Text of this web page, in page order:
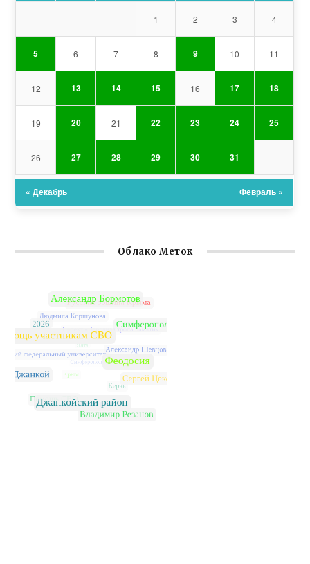
1 2 3 4
5 6 7 8 9 10 11
12 13 14 15 16 17 18
19 20 21 22 23 24 25
26 27 28 29 30 31
« Декабрь Февраль »
Облако Меток